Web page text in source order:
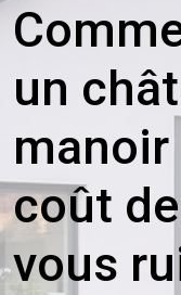
un
manoir
coût
vous